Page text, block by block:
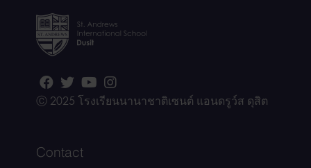
Ⓒ 2025 โรงเรียนนานาชาติเซนต์ แอนดรูว์ส ดุสิต
Contact